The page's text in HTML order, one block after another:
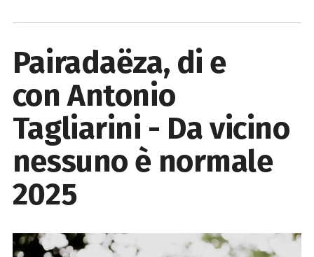
Pairadaëza, di e
con Antonio
Tagliarini - Da vicino
nessuno è normale
2025